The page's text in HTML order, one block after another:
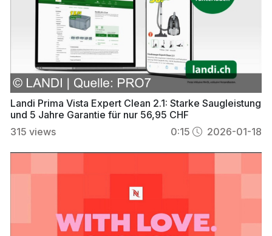
Landi Prima Vista Expert Clean 2.1: Starke Saugleistung
und 5 Jahre Garantie für nur 56,95 CHF
315 views 0:15 2026-01-18